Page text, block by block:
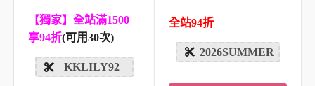
【獨家】全站滿1500
享94折(可用30次)
KKLILY92
全站94折
2026SUMMER